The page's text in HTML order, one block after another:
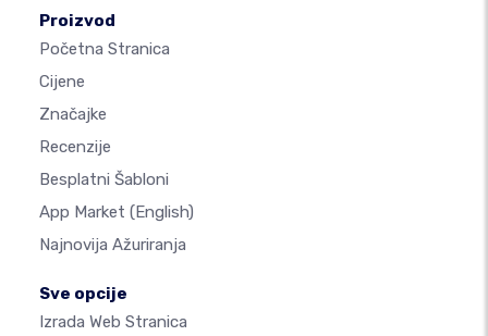
Proizvod
Početna Stranica
Cijene
Značajke
Recenzije
Besplatni Šabloni
App Market (English)
Najnovija Ažuriranja
Sve opcije
Izrada Web Stranica